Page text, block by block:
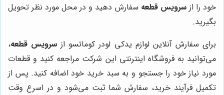
خود را ازسرویس قطعه سفارش دهید و در محل مورد نظر تحویل
بگیرید.
برای سفارش آنلاین لوازم یدکی لودر کوماتسو از سرویس قطعه،
می‌توانید به فروشگاه اینترنتی این شرکت مراجعه کنید و قطعات
مورد نیاز خود را جستجو و به سبد خرید خود اضافه کنید. پس از
تکمیل فرآیند خرید، سفارش شما ثبت می‌شود و در اسرع وقت